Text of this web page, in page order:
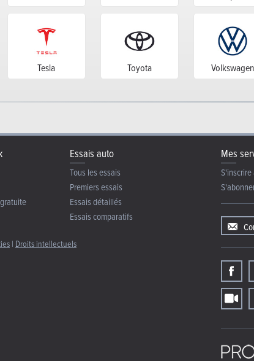
Tesla Toyota Volkswagen
Essais auto
Tous les essais
Premiers essais
Essais détaillés
Essais comparatifs
| Droits intellectuels
Mes